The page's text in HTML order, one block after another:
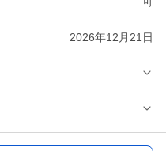
2026年12月21日